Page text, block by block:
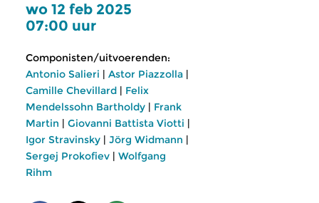
wo 12 feb 2025
07:00 uur
Componisten/uitvoerenden:
Antonio Salieri | Astor Piazzolla |
Camille Chevillard | Felix
Mendelssohn Bartholdy | Frank
Martin | Giovanni Battista Viotti |
Igor Stravinsky | Jörg Widmann |
Sergej Prokofiev | Wolfgang
Rihm